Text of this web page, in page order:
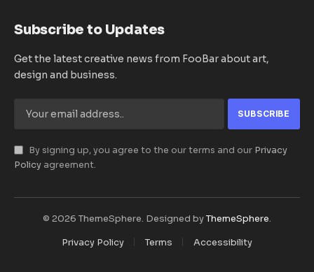
Subscribe to Updates
Get the latest creative news from FooBar about art,
design and business.
By signing up, you agree to the our terms and our Privacy
Policy agreement.
© 2026 ThemeSphere. Designed byThemeSphere.
Privacy Policy
Terms Accessibility